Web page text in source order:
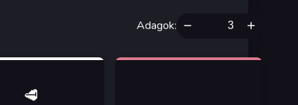
Adagok:
🥩